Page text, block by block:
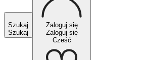
Szukaj
Szukaj
Zaloguj się
Zaloguj się
Cześć